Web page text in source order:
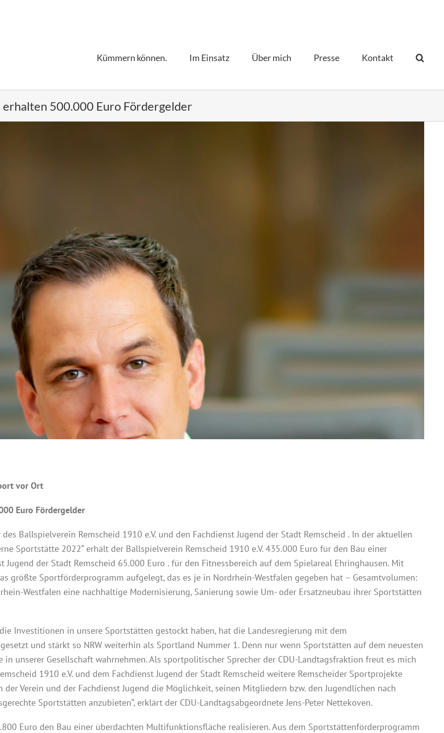
Kümmern können. Im Einsatz Über mich Presse Kontakt­
500.000 Euro Fördergelder
vor Ort
Euro Fördergelder
Ballspielverein Remscheid 1910 e.V. und den Fachdienst Jugend der Stadt Remscheid . In der aktuellen
Sportstätte 2022“ erhält der Ballspielverein Remscheid 1910 e.V. 435.000 Euro für den Bau einer
der Stadt Remscheid 65.000 Euro . für den Fitnessbereich auf dem Spielareal Ehringhausen. Mit
größte Sportförderprogramm aufgelegt, das es je in Nordrhein-Westfalen gegeben hat – Gesamtvolumen:
Westfalen eine nachhaltige Modernisierung, Sanierung sowie Um- oder Ersatzneubau ihrer Sportstätten
Investitionen in unsere Sportstätten gestockt haben, hat die Landesregierung mit dem
und stärkt so NRW weiterhin als Sportland Nummer 1. Denn nur wenn Sportstätten auf dem neuesten
unserer Gesellschaft wahrnehmen. Als sportpolitischer Sprecher der CDU-Landtagsfraktion freut es mich
1910 e.V. und dem Fachdienst Jugend der Stadt Remscheid weitere Remscheider Sportprojekte
Verein und der Fachdienst Jugend die Möglichkeit, seinen Mitgliedern bzw. den Jugendlichen nach
Sportstätten anzubieten“, erklärt der CDU-Landtagsabgeordnete Jens-Peter Nettekoven.
Euro den Bau einer überdachten Multifunktionsfläche realisieren. Aus dem Sportstättenförderprogramm